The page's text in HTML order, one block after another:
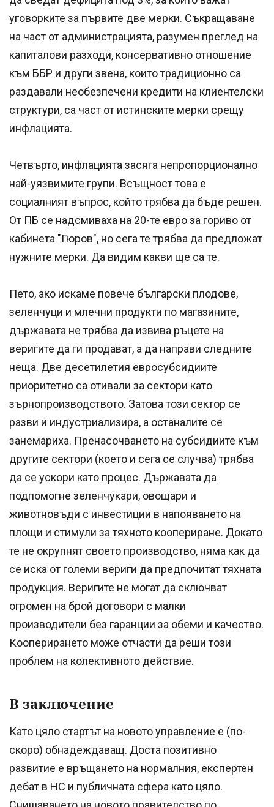
уговорките за първите две мерки. Съкращаване
на част от администрацията, разумен преглед на
капиталови разходи, консервативно отношение
към ББР и други звена, които традиционно са
раздавали необезпечени кредити на клиентелски
структури, са част от истинските мерки срещу
инфлацията.
Четвърто, инфлацията засяга непропорционално
най-уязвимите групи. Всъщност това е
социалният въпрос, който трябва да бъде решен.
От ПБ се надсмиваха на 20-те евро за гориво от
кабинета "Гюров", но сега те трябва да предложат
нужните мерки. Да видим какви ще са те.
Пето, ако искаме повече български плодове,
зеленчуци и млечни продукти по магазините,
държавата не трябва да извива ръцете на
веригите да ги продават, а да направи следните
неща. Две десетилетия евросубсидиите
приоритетно са отивали за сектори като
зърнопроизводството. Затова този сектор се
разви и индустриализира, а останалите се
занемариха. Пренасочването на субсидиите към
другите сектори (което и сега се случва) трябва
да се ускори като процес. Държавата да
подпомогне зеленчукари, овощари и
животновъди с инвестиции в напояването на
площи и стимули за тяхното коопериране. Докато
те не окрупнят своето производство, няма как да
се иска от големи вериги да предпочитат тяхната
продукция. Веригите не могат да сключват
огромен на брой договори с малки
производители без гаранции за обеми и качество.
Кооперирането може отчасти да реши този
проблем на колективното действие.
В заключение
Като цяло стартът на новото управление е (по-
скоро) обнадеждаващ. Доста позитивно
развитие е връщането на нормалния, експертен
дебат в НС и публичната сфера като цяло.